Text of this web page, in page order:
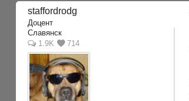
staffordrodg
Доцент
Славянск
1.9K
714